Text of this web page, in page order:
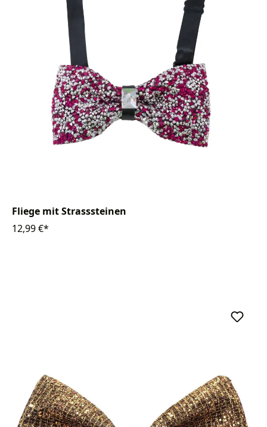
Fliege mit Strasssteinen
12,99 €*